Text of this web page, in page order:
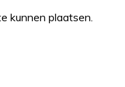
kunnen plaatsen.